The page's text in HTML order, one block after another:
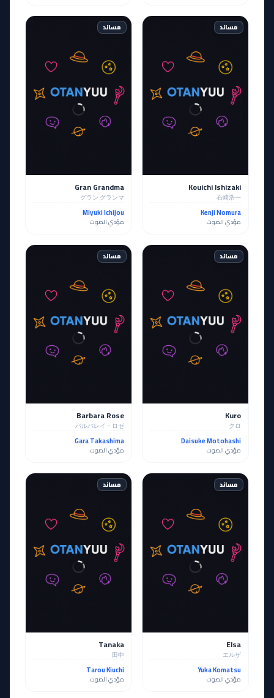
مساند
Kouichi Ishizaki
石崎浩一
Kenji Nomura
مؤدي الصوت
مساند
Gran Grandma
グラン グランマ
Miyuki Ichijou
مؤدي الصوت
مساند
Kuro
クロ
Daisuke Motohashi
مؤدي الصوت
مساند
Barbara Rose
バルバレイ・ロゼ
Gara Takashima
مؤدي الصوت
مساند
Elsa
エルザ
Yuka Komatsu
مؤدي الصوت
مساند
Tanaka
田中
Tarou Kiuchi
مؤدي الصوت